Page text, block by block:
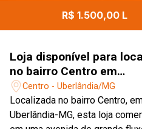
R$ 1.500,00 L
Loja disponível para
no bairro Centro em
Uberlândia-MG.
Centro - Uberlândia/MG
Localizada no bairro Centro,
Uberlândia-MG, esta loja